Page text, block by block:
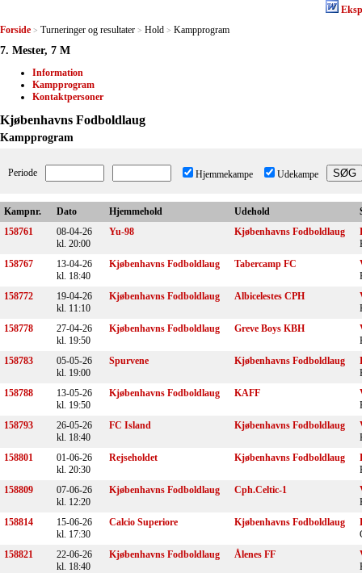
Forside > Turneringer og resultater > Hold > Kampprogram
7. Mester, 7 M
Information
Kampprogram
Kontaktpersoner
Kjøbenhavns Fodboldlaug
Kampprogram
Periode Hjemmekampe Udekampe
Kampnr. Dato Hjemmehold Udehold
158761
08-04-26
kl. 20:00
Yu-98 Kjøbenhavns Fodboldlaug
158767
13-04-26
kl. 18:40
Kjøbenhavns Fodboldlaug Tabercamp FC
158772
19-04-26
kl. 11:10
Kjøbenhavns Fodboldlaug Albicelestes CPH
158778
27-04-26
kl. 19:50
Kjøbenhavns Fodboldlaug Greve Boys KBH
158783
05-05-26
kl. 19:00
Spurvene Kjøbenhavns Fodboldlaug
158788
13-05-26
kl. 19:50
Kjøbenhavns Fodboldlaug KAFF
158793
26-05-26
kl. 18:40
FC Island Kjøbenhavns Fodboldlaug
158801
01-06-26
kl. 20:30
Rejseholdet Kjøbenhavns Fodboldlaug
158809
07-06-26
kl. 12:20
Kjøbenhavns Fodboldlaug Cph.Celtic-1
158814
15-06-26
kl. 17:30
Calcio Superiore Kjøbenhavns Fodboldlaug
158821
22-06-26
kl. 18:40
Kjøbenhavns Fodboldlaug Ålenes FF